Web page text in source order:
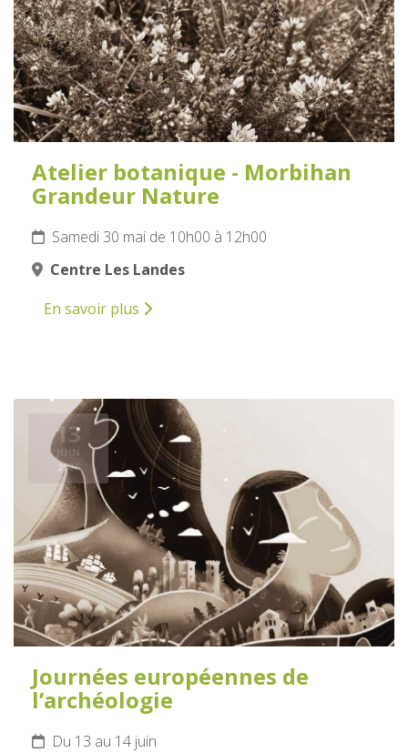
Atelier botanique - Morbihan
Grandeur Nature
Samedi 30 mai de 10h00 à 12h00
Centre Les Landes
En savoir plus
13
JUIN
2026
Journées européennes de
l’archéologie
Du 13 au 14 juin